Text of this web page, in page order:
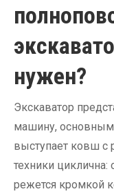
нужен?
Экскаватор
машину, основным
выступает ковш с
техники циклична:
режется кромкой